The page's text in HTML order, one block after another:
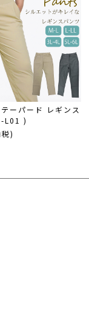
ーパード レギンス
L01 )
)